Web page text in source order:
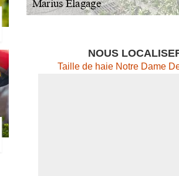
NOUS
Taille de haie Notre Dame